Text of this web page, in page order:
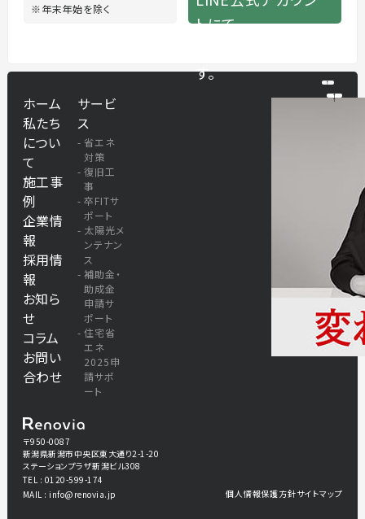
※年末年始を除く
トにて
す。
ホーム
私たち
につい
て
施工事
例
企業情
報
採用情
報
お知ら
せ
コラム
お問い
合わせ
サービ
ス
省エネ
対策
復旧工
事
卒FITサ
ポート
太陽光メ
ンテナン
ス
補助金・
助成金
申請サ
ポート
住宅省
エネ
2025申
請サポ
ート
〒950-0087
新潟県新潟市中央区東大通り2-1-20
ステーションプラザ新潟ビル308
TEL : 0120-599-174
MAIL : info@renovia.jp
個人情報保護方針サイトマップ